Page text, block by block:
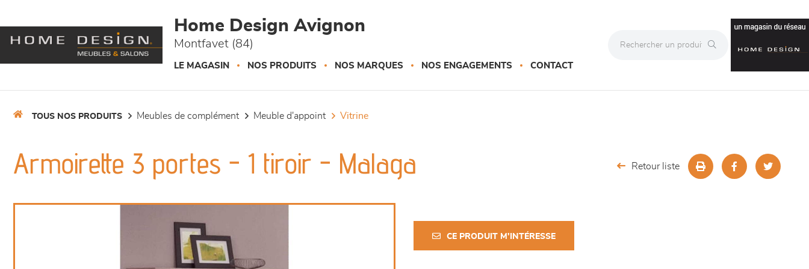
Home Design Avignon
Montfavet (84)
LE MAGASIN NOS PRODUITS NOS MARQUES NOS ENGAGEMENTS CONTACT
TOUS NOS PRODUITS meubles de complément meuble d'appoint vitrine
Armoirette 3 portes - 1 tiroir - Malaga Retour liste
CE PRODUIT M'INTÉRESSE